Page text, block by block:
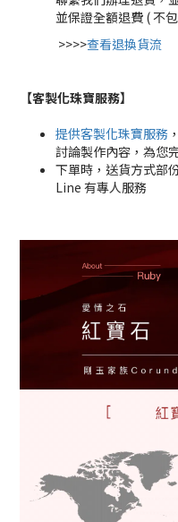
並保證全額退費 ( 不
>>>>查看退換貨流
【客製化珠寶服務】
提供客製化珠寶服務
討論製作內容，為您
下單時，送貨方式部
Line 有專人服務